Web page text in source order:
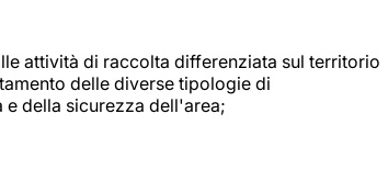
attività di raccolta differenziata sul territorio
delle diverse tipologie di
della sicurezza dell'area;